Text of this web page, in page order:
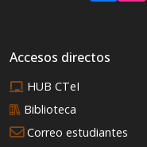
Accesos directos
HUB CTeI
Biblioteca
Correo estudiantes